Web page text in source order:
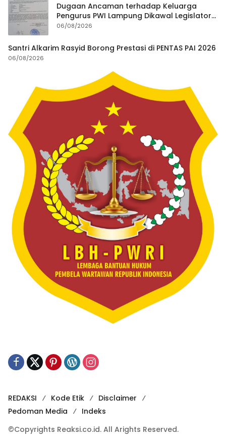
Dugaan Ancaman terhadap Keluarga
Pengurus PWI Lampung Dikawal Legislator
dan Jurnalis
06/08/2026
Santri Alkarim Rasyid Borong Prestasi di PENTAS PAI 2026
06/08/2026
REDAKSI Kode Etik
Disclaimer
Pedoman Media
Indeks
©Copyrights Reaksi.co.id. All Arights Reserved.